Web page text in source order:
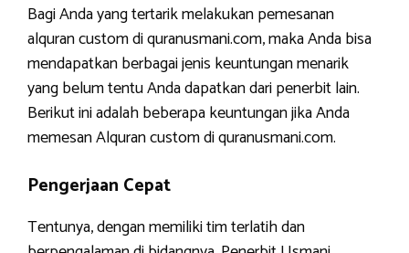
Bagi Anda yang tertarik melakukan pemesanan
alquran custom di quranusmani.com, maka Anda bisa
mendapatkan berbagai jenis keuntungan menarik
yang belum tentu Anda dapatkan dari penerbit lain.
Berikut ini adalah beberapa keuntungan jika Anda
memesan Alquran custom di quranusmani.com.
Pengerjaan Cepat
Tentunya, dengan memiliki tim terlatih dan